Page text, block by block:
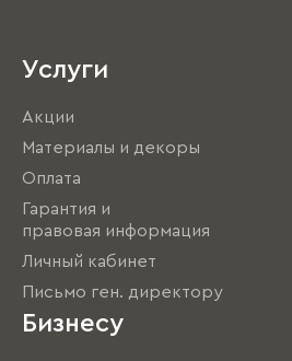
Услуги
Акции
Материалы и декоры
Оплата
Гарантия и
правовая информация
Личный кабинет
Письмо ген. директору
Бизнесу